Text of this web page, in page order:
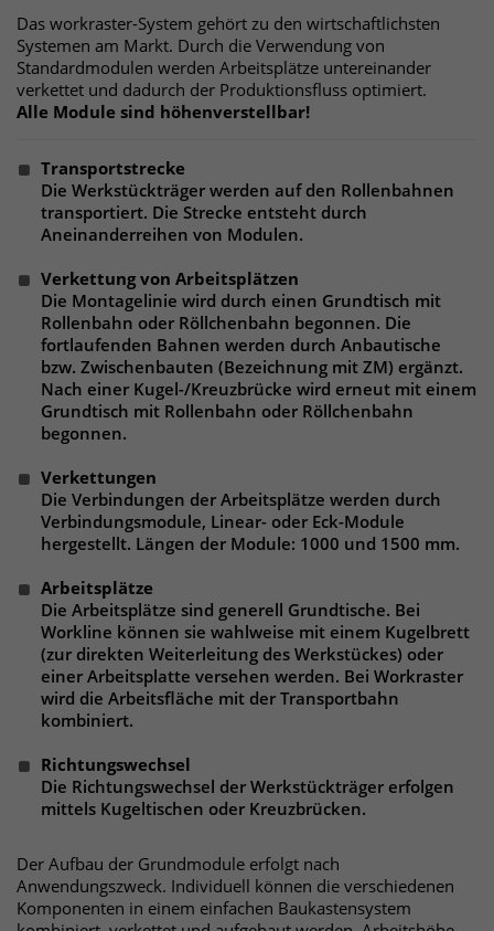
Das workraster-System gehört zu den wirtschaftlichsten
Systemen am Markt. Durch die Verwendung von
Standardmodulen werden Arbeitsplätze untereinander
verkettet und dadurch der Produktionsfluss optimiert.
Alle Module sind höhenverstellbar!
Transportstrecke
Die Werkstückträger werden auf den Rollenbahnen
transportiert. Die Strecke entsteht durch
Aneinanderreihen von Modulen.
Verkettung von Arbeitsplätzen
Die Montagelinie wird durch einen Grundtisch mit
Rollenbahn oder Röllchenbahn begonnen. Die
fortlaufenden Bahnen werden durch Anbautische
bzw. Zwischenbauten (Bezeichnung mit ZM) ergänzt.
Nach einer Kugel-/Kreuzbrücke wird erneut mit einem
Grundtisch mit Rollenbahn oder Röllchenbahn
begonnen.
Verkettungen
Die Verbindungen der Arbeitsplätze werden durch
Verbindungsmodule, Linear- oder Eck-Module
hergestellt. Längen der Module: 1000 und 1500 mm.
Arbeitsplätze
Die Arbeitsplätze sind generell Grundtische. Bei
Workline können sie wahlweise mit einem Kugelbrett
(zur direkten Weiterleitung des Werkstückes) oder
einer Arbeitsplatte versehen werden. Bei Workraster
wird die Arbeitsfläche mit der Transportbahn
kombiniert.
Richtungswechsel
Die Richtungswechsel der Werkstückträger erfolgen
mittels Kugeltischen oder Kreuzbrücken.
Der Aufbau der Grundmodule erfolgt nach
Anwendungszweck. Individuell können die verschiedenen
Komponenten in einem einfachen Baukastensystem
auf unserem Server gespeichert und
sind damit externen Unternehmen
unzugänglich.
Anbieter Matomo
Laufzeit 30 Minuten
Zweck
Das Cookie wird genutzt um temporär
Session Daten zu speichern
Name _pk_cvar
Anbieter
Laufzeit 30 Minuten
Zweck
Das Cookie wird genutzt um temporär
Session Daten zu speichern
Name _pk_hsr
Anbieter Matomo
Laufzeit
Zweck
Das Cookie wird genutzt um temporär
Session Daten zu speichern
Name _pk_testcookie